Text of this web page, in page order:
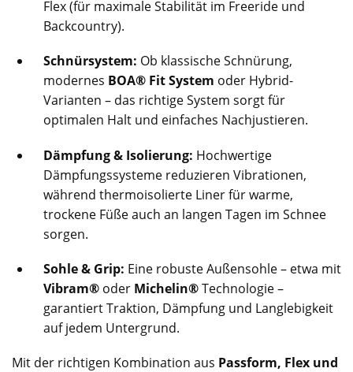
Flex (für maximale Stabilität im Freeride und
Backcountry).
Schnürsystem: Ob klassische Schnürung,
modernes BOA® Fit System oder Hybrid-
Varianten – das richtige System sorgt für
optimalen Halt und einfaches Nachjustieren.
Dämpfung & Isolierung: Hochwertige
Dämpfungssysteme reduzieren Vibrationen,
während thermoisolierte Liner für warme,
trockene Füße auch an langen Tagen im Schnee
sorgen.
Sohle & Grip: Eine robuste Außensohle – etwa mit
Vibram® oder Michelin®Technologie –
garantiert Traktion, Dämpfung und Langlebigkeit
auf jedem Untergrund.
Mit der richtigen Kombination aus Passform, Flex und